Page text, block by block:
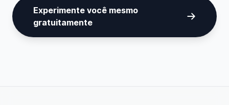
Experimente você mesmo
gratuitamente